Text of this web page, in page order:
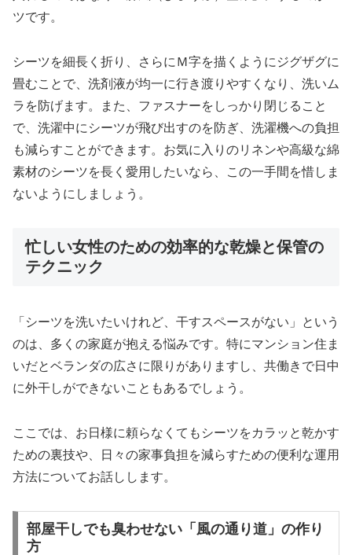
ツです。
シーツを細長く折り、さらにＭ字を描くようにジグザグに
畳むことで、洗剤液が均一に行き渡りやすくなり、洗いム
ラを防げます。また、ファスナーをしっかり閉じること
で、洗濯中にシーツが飛び出すのを防ぎ、洗濯機への負担
も減らすことができます。お気に入りのリネンや高級な綿
素材のシーツを長く愛用したいなら、この一手間を惜しま
ないようにしましょう。
忙しい女性のための効率的な乾燥と保管の
テクニック
「シーツを洗いたいけれど、干すスペースがない」という
のは、多くの家庭が抱える悩みです。特にマンション住ま
いだとベランダの広さに限りがありますし、共働きで日中
に外干しができないこともあるでしょう。
ここでは、お日様に頼らなくてもシーツをカラッと乾かす
ための裏技や、日々の家事負担を減らすための便利な運用
方法についてお話しします。
部屋干しでも臭わせない「風の通り道」の作り
方